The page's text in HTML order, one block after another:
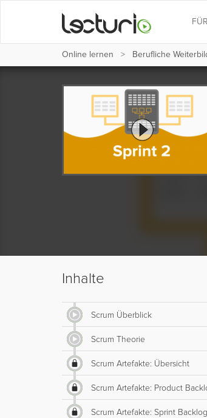
Online lernen Berufliche
Inhalte
Scrum Überblick
Scrum Theorie
Scrum Artefakte: Übersicht
Scrum Artefakte: Product
Scrum Artefakte: Sprint Backlog